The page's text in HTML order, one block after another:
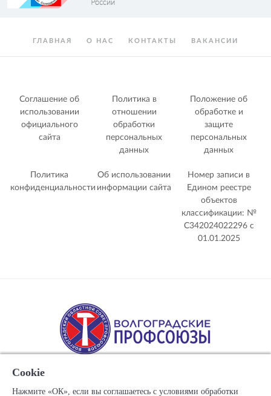
ГЛАВНАЯ О НАС КОНТАКТЫ ВАКАНСИИ
Соглашение об
использовании
официального
сайта
Политика в
отношении
обработки
персональных
данных
Положение об
обработке и
защите
персональных
данных
Политика
конфиденциальности
Об использовании
информации сайта
Номер записи в
Едином реестре
объектов
классификации: №
С342024022296 c
01.01.2025
Cookie
Нажмите «ОК», если вы соглашаетесь с условиями обработки